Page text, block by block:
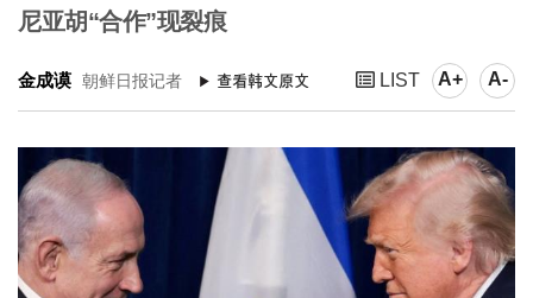
尼亚胡“合作”现裂痕
金成谟 朝鲜日报记者 LIST A+ A-